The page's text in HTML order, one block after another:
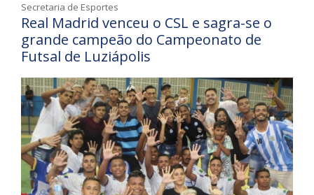
Secretaria de Esportes
Real Madrid venceu o CSL e sagra-se o
grande campeão do Campeonato de
Futsal de Luziápolis